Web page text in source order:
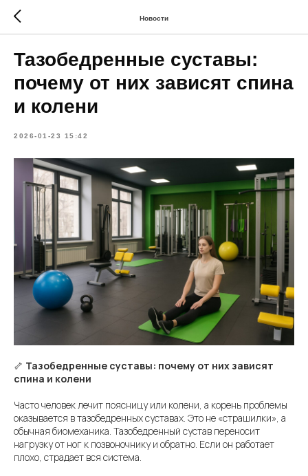
Новости
Тазобедренные суставы:
почему от них зависят спина
и колени
2026-01-23 15:42
🦴 Тазобедренные суставы: почему от них зависят
спина и колени
Часто человек лечит поясницу или колени, а корень проблемы
оказывается в тазобедренных суставах. Это не «страшилки», а
обычная биомеханика. Тазобедренный сустав переносит
нагрузку от ног к позвоночнику и обратно. Если он работает
плохо, страдает вся система.